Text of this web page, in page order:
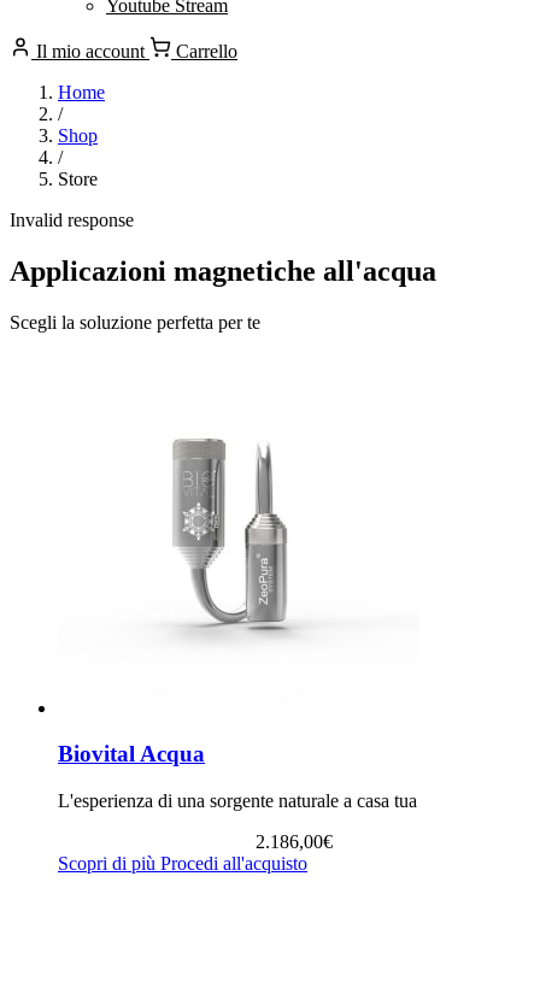
Youtube Stream
Il mio account
Carrello
Home
/
Shop
/
Store
Invalid response
Applicazioni magnetiche all'acqua
Scegli la soluzione perfetta per te
Biovital Acqua
L'esperienza di una sorgente naturale a casa tua
2.186,00€
Scopri di più Procedi all'acquisto